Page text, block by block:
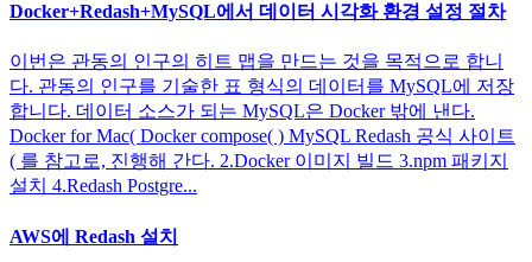
Docker+Redash+MySQL에서 데이터 시각화 환경 설정 절차
이번은 관동의 인구의 히트 맵을 만드는 것을 목적으로 합니
다. 관동의 인구를 기술한 표 형식의 데이터를 MySQL에 저장
합니다. 데이터 소스가 되는 MySQL은 Docker 밖에 낸다.
Docker for Mac( Docker compose( ) MySQL Redash 공식 사이트
( 를 참고로, 진행해 간다. 2.Docker 이미지 빌드 3.npm 패키지
설치 4.Redash Postgre...
AWS에 Redash 설치